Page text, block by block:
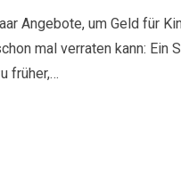
Angebote, um Geld für
mal verraten kann: Ein
früher,…